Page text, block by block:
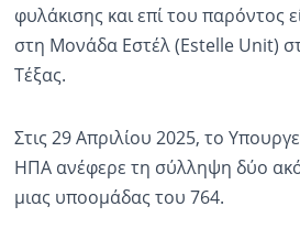
φυλάκισης και επί του παρόντος
στη Μονάδα Εστέλ (Estelle Unit)
Τέξας.
Στις 29 Απριλίου 2025, το
ΗΠΑ ανέφερε τη σύλληψη δύο
μιας υποομάδας του 764.